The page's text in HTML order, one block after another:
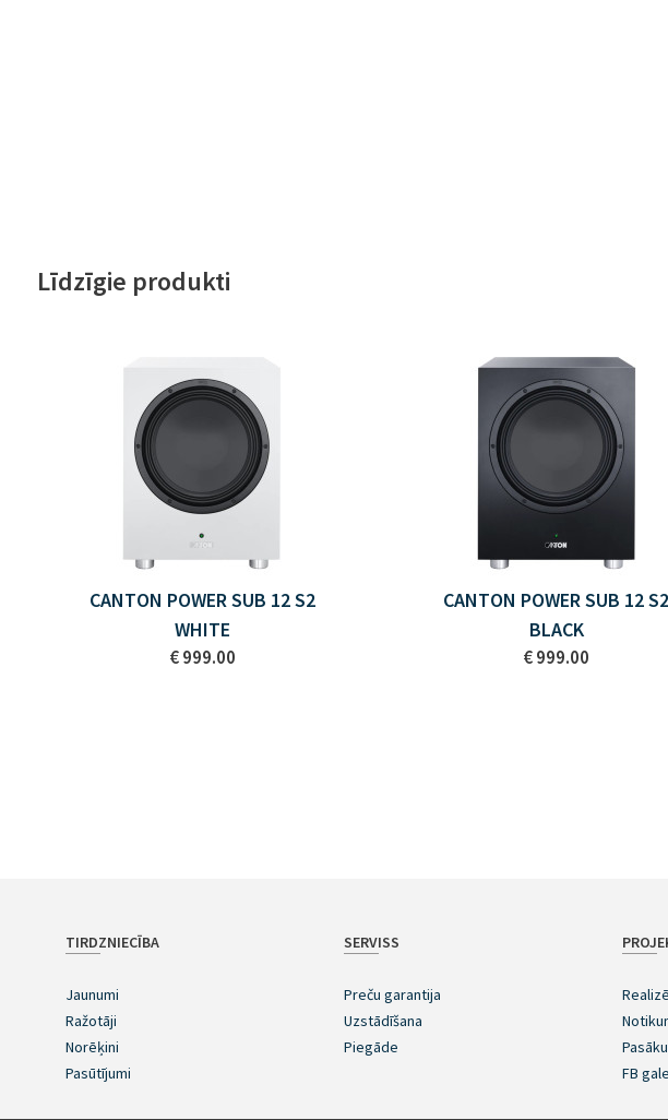
Līdzīgie produkti
CANTON POWER SUB 12 S2
WHITE
€ 999.00
CANTON POWER SUB 12 S2
BLACK
€ 999.00
TIRDZNIECĪBA
Jaunumi
Ražotāji
Norēķini
Pasūtījumi
SERVISS
Preču garantija
Uzstādīšana
Piegāde
FB